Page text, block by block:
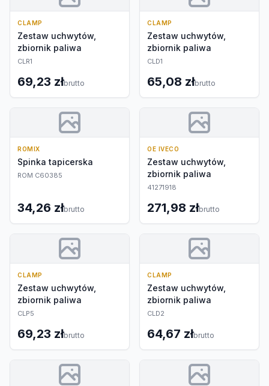
CLAMP
Zestaw uchwytów,
zbiornik paliwa
CLR1
69,23 złbrutto
CLAMP
Zestaw uchwytów,
zbiornik paliwa
CLD1
65,08 złbrutto
ROMIX
Spinka tapicerska
ROM C60385
34,26 złbrutto
OE IVECO
Zestaw uchwytów,
zbiornik paliwa
41271918
271,98 złbrutto
CLAMP
Zestaw uchwytów,
zbiornik paliwa
CLP5
69,23 złbrutto
CLAMP
Zestaw uchwytów,
zbiornik paliwa
CLD2
64,67 złbrutto